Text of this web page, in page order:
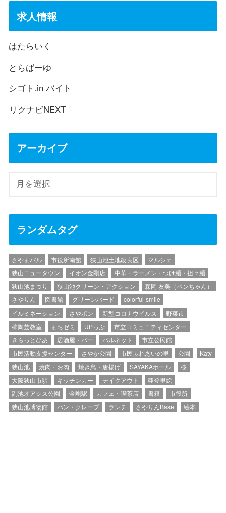
求人情報
はたらいく
とらばーゆ
シゴト.in バイト
リクナビNEXT
アーカイブ
ランダムタグ
さやまバル 市役所南館 狭山池土地改良区
マルシェ
狭山ニュータウン
イオン金剛店
中華・ラーメン・つけ麺・担々麺
狭山池まつり
狭山池クリーン・アクション
森岡 友美（ペンちゃん）
さやりん
図書館 グリーンバード
colorful-smile
イルミネーション
さやポン 新型コロナウイルス
野菜市
柿陶芸教室
まちゼミ UPっぷ
市立コミュニティセンター
きらっとぴあ
居酒屋・バー パルネット
市立公民館
市民活動支援センター
さやか公園 市民ふれあいの里 公園
Katy
狭山池
焼肉・お肉 焼き鳥・唐揚げ SAYAKAホール
桜
大阪狭山市駅
キッチンカー テイクアウト
亜登里絵
副池オアシス公園
金剛駅 カフェ・喫茶店 書籍
市役所
狭山池博物館
パン・クレープ ランチ さやりんBase 絵本